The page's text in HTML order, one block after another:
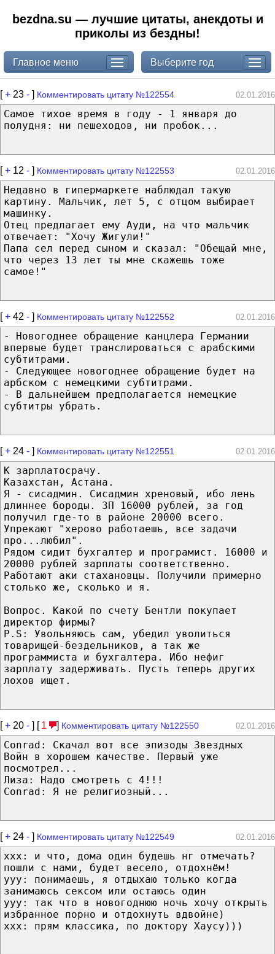
bezdna.su — лучшие цитаты, анекдоты и
приколы из бездны!
Главное меню Выберите год
[+ 23 - ] Комментировать цитату №122554 02.01.2016
Самое тихое время в году - 1 января до
полудня: ни пешеходов, ни пробок...
[+ 12 - ] Комментировать цитату №122553 02.01.2016
Недавно в гипермаркете наблюдал такую
картину. Мальчик, лет 5, с отцом выбирает
машинку.
Отец предлагает ему Ауди, на что мальчик
отвечает: "Хочу Жигули!"
Папа сел перед сыном и сказал: "Обещай мне,
что через 13 лет ты мне скажешь тоже
самое!"
[+ 42 - ] Комментировать цитату №122552 02.01.2016
- Новогоднее обращение канцлера Германии
впервые будет транслироваться с арабскими
субтитрами.
- Следующее новогоднее обращение будет на
арбском с немецкими субтитрами.
- В дальнейшем предполагается немецкие
субтитры убрать.
[+ 24 - ] Комментировать цитату №122551 02.01.2016
К зарплатосрачу.
Казахстан, Астана.
Я - сисадмин. Сисадмин хреновый, ибо лень
длиннее бороды. ЗП 16000 рублей, за год
получил где-то в районе 20000 всего.
Упрекают "херово работаешь, все задачи
про...любил".
Рядом сидит бухгалтер и програмист. 16000 и
20000 рублей зарплаты соответственно.
Работают аки стахановцы. Получили примерно
столько же, сколько и я.
Вопрос. Какой по счету Бентли покупает
директор фирмы?
P.S: Увольняюсь сам, убедил уволиться
товарищей-бездельников, а так же
программиста и бухгалтера. Ибо нефиг
зарплату задерживать. Пусть теперь других
лохов ищет.
[+ 20 - ] [ 1 ] Комментировать цитату №122550 02.01.2016
Conrad: Скачал вот все эпизоды Звездных
Войн в хорошем качестве. Первый уже
посмотрел...
Лиза: Надо смотреть с 4!!!
Conrad: Я не религиозный...
[+ 24 - ] Комментировать цитату №122549 02.01.2016
xxx: и что, дома один будешь нг отмечать?
пошли с нами, будет весело, отдохнём!
ууу: понимаешь, я отдыхаю только когда
занимаюсь сексом или остаюсь один
ууу: так что в новогоднюю ночь хочу открыть
избранное порно и отдохнуть вдвойне)
ххх: прям классика, по доктору Хаусу)))